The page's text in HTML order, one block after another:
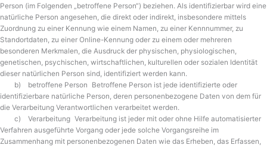
Person (im Folgenden „betroffene Person“) beziehen. Als identifizierbar wird eine
natürliche Person angesehen, die direkt oder indirekt, insbesondere mittels
Zuordnung zu einer Kennung wie einem Namen, zu einer Kennnummer, zu
Standortdaten, zu einer Online-Kennung oder zu einem oder mehreren
besonderen Merkmalen, die Ausdruck der physischen, physiologischen,
genetischen, psychischen, wirtschaftlichen, kulturellen oder sozialen Identität
dieser natürlichen Person sind, identifiziert werden kann.
b) betroffene Person Betroffene Person ist jede identifizierte oder
identifizierbare natürliche Person, deren personenbezogene Daten von dem für
die Verarbeitung Verantwortlichen verarbeitet werden.
c) Verarbeitung Verarbeitung ist jeder mit oder ohne Hilfe automatisierter
Verfahren ausgeführte Vorgang oder jede solche Vorgangsreihe im
Zusammenhang mit personenbezogenen Daten wie das Erheben, das Erfassen,